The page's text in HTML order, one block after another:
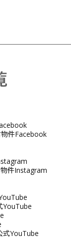
物件Facebook
物件Instagram
YouTube
式YouTube